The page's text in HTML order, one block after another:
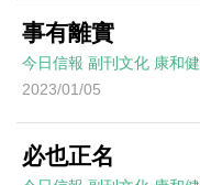
事有離實
今日信報 副刊文化 康和健
2023/01/05
必也正名